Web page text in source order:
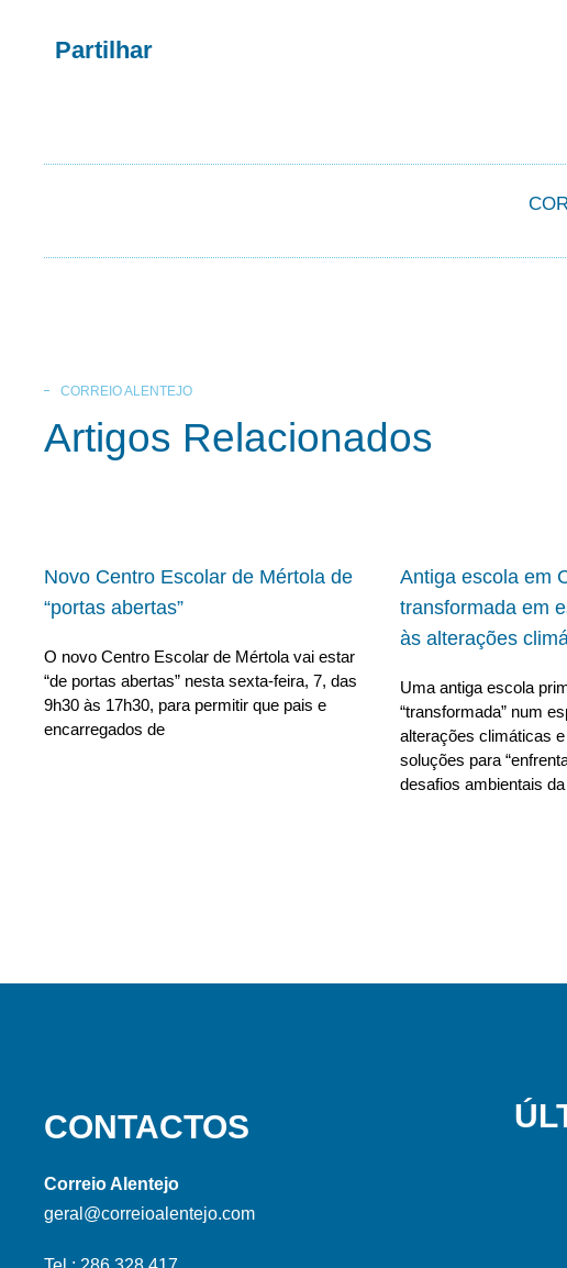
Partilhar
CORREIO ALENTEJO
Artigos Relacionados
Novo Centro Escolar de Mértola de
“portas abertas”
O novo Centro Escolar de Mértola vai estar
“de portas abertas” nesta sexta-feira, 7, das
9h30 às 17h30, para permitir que pais e
encarregados de
Antiga escola em
transformada em
às alterações
Uma antiga escola
“transformada” num
alterações climáticas
soluções para
desafios ambientais da
CONTACTOS
Correio Alentejo
geral@correioalentejo.com